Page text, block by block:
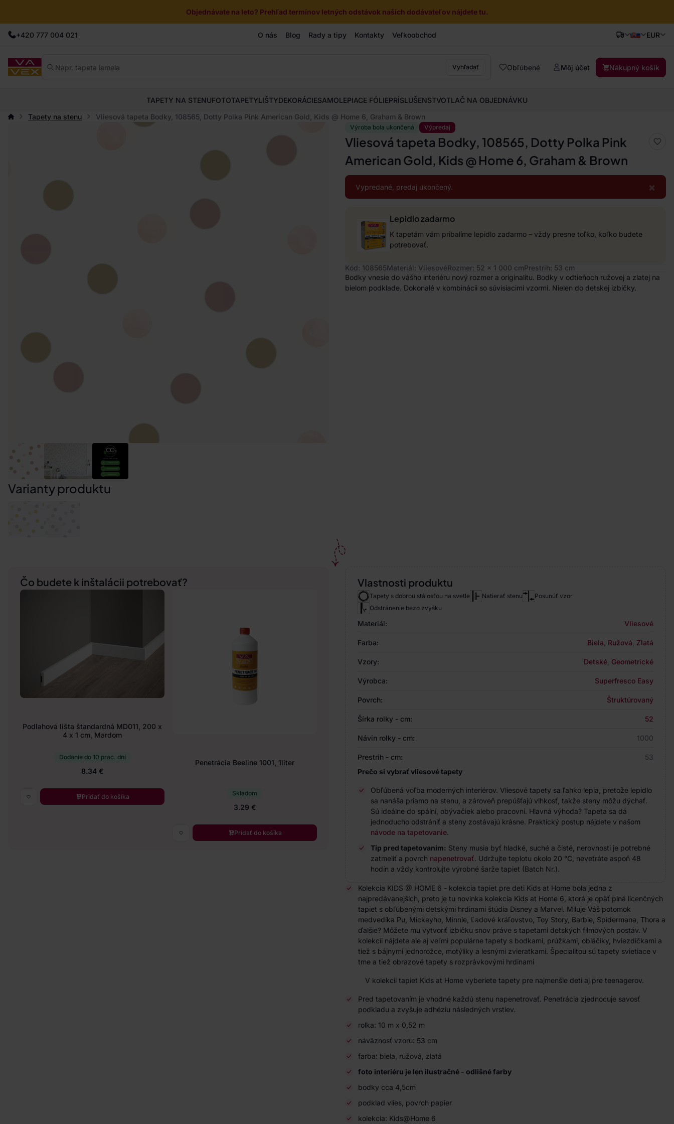
Objednávate na leto? Prehľad termínov letných odstávok našich dodávateľov nájdete tu.
+420 777 004 021 O nás Blog Rady a tipy Kontakty Veľkoobchod EUR
Vyhľadať Obľúbené Môj účet Nákupný košík
TAPETY NA STENUFOTOTAPETYLIŠTYDEKORÁCIESAMOLEPIACE FÓLIEPRÍSLUŠENSTVOTLAČ NA OBJEDNÁVKU
Tapety na stenu
Vliesová tapeta Bodky, 108565, Dotty Polka Pink American Gold, Kids @ Home 6, Graham & Brown
Výroba bola ukončená Výpredaj
Vliesová tapeta Bodky, 108565, Dotty Polka Pink
American Gold, Kids @ Home 6, Graham & Brown
×
Vypredané, predaj ukončený.
Lepidlo zadarmo
K tapetám vám pribalíme lepidlo zadarmo – vždy presne toľko, koľko budete
potrebovať.
Kód: 108565Materiál: VliesovéRozmer: 52 x 1 000 cmPrestrih: 53 cm
Bodky vnesie do vášho interiéru nový rozmer a originalitu. Bodky v odtieňoch ružovej a zlatej na
bielom podklade. Dokonalé v kombinácii so súvisiacimi vzormi. Nielen do detskej izbičky.
Varianty produktu
Vlastnosti produktu
Tapety s dobrou stálosťou na svetle Natierať stenu
Posunúť vzor
Odstránenie bezo zvyšku
Materiál: Vliesové
Farba: Biela Ružová Zlatá
Vzory: Detské Geometrické
Výrobca: Superfresco Easy
Povrch: Štruktúrovaný
Šírka rolky - cm: 52
Návin rolky - cm: 1000
Prestrih - cm:
53
Prečo si vybrať vliesové tapety
Obľúbená voľba moderných interiérov. Vliesové tapety sa ľahko lepia, pretože lepidlo
sa nanáša priamo na stenu, a zároveň prepúšťajú vlhkosť, takže steny môžu dýchať.
Sú ideálne do spální, obývačiek alebo pracovní. Hlavná výhoda? Tapeta sa dá
jednoducho odstrániť a steny zostávajú krásne. Praktický postup nájdete v našom
návode na tapetovanie.
Tip pred tapetovaním: Steny musia byť hladké, suché a čisté, nerovnosti je potrebné
zatmeliť a povrch napenetrovať. Udržujte teplotu okolo 20 °C, nevetráte aspoň 48
hodín a vždy kontrolujte výrobné šarže tapiet (Batch Nr.).
Kolekcia KIDS @ HOME 6 - kolekcia tapiet pre deti Kids at Home bola jedna z
najpredávanejších, preto je tu novinka kolekcia Kids at Home 6, ktorá je opäť plná licenčných
tapiet s obľúbenými detskými hrdinami štúdia Disney a Marvel. Miluje Váš potomok
medvedíka Pu, Mickeyho, Minnie, Ľadové kráľovstvo, Toy Story, Barbie, Spidermana, Thora a
ďalšie? Môžete mu vytvoriť izbičku snov práve s tapetami detských filmových postáv. V
kolekcii nájdete ale aj veľmi populárne tapety s bodkami, prúžkami, obláčiky, hviezdičkami a
tiež s bájnymi jednorožce, motýliky a lesnými zvieratkami. Špecialitou sú tapety svietiace v
tme a tiež obrazové tapety s rozprávkovými hrdinami
V kolekcii tapiet Kids at Home vyberiete tapety pre najmenšie deti aj pre teenagerov.
Pred tapetovaním je vhodné každú stenu napenetrovať. Penetrácia zjednocuje savosť
podkladu a zvyšuje adhéziu následných vrstiev.
rolka: 10 m x 0,52 m
náväznosť vzoru: 53 cm
farba: biela, ružová, zlatá
foto interiéru je len ilustračné - odlišné farby
bodky cca 4,5cm
podklad vlies, povrch papier
kolekcia: Kids@Home 6
Čo budete k inštalácii potrebovať?
Podlahová lišta štandardná MD011, 200 x
4 x 1 cm, Mardom
Dodanie do 10 prac. dní
8.34 €
Pridať do košíka
Penetrácia Beeline 1001, 1liter
Skladom
3.29 €
Pridať do košíka